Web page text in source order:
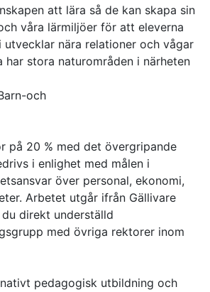
att lära så de kan skapa sin
våra lärmiljöer för att eleverna
nära relationer och vågar
stora naturområden i närheten
och
på 20 % med det övergripande
i enlighet med målen i
över personal, ekonomi,
Arbetet utgår ifrån Gällivare
direkt underställd
med övriga rektorer inom
pedagogisk utbildning och